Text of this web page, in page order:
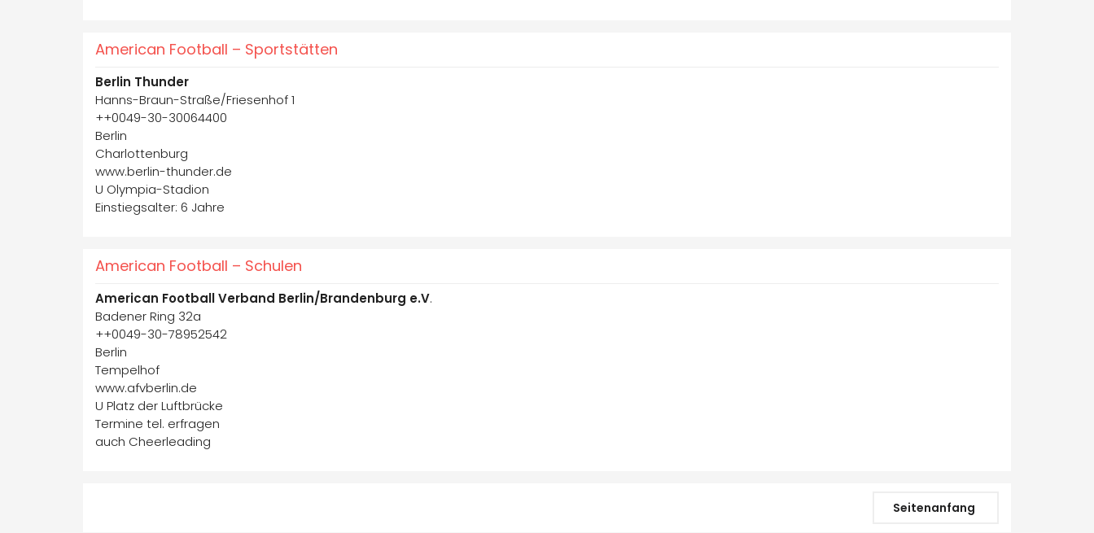
American Football – Sportstätten
Berlin Thunder
Hanns-Braun-Straße/Friesenhof 1
++0049-30-30064400
Berlin
Charlottenburg
www.berlin-thunder.de
U Olympia-Stadion
Einstiegsalter: 6 Jahre
American Football – Schulen
American Football Verband Berlin/Brandenburg e.V.
Badener Ring 32a
++0049-30-78952542
Berlin
Tempelhof
www.afvberlin.de
U Platz der Luftbrücke
Termine tel. erfragen
auch Cheerleading
Seitenanfang